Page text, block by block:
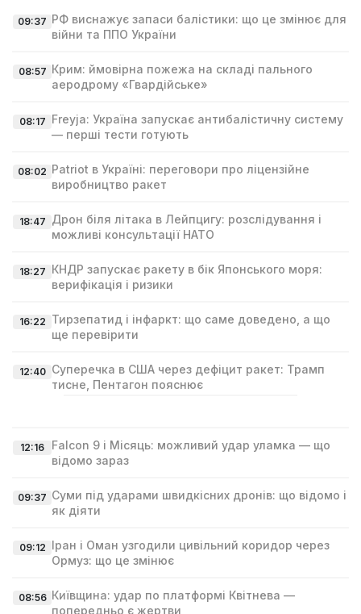
09:37 РФ виснажує запаси балістики: що це змінює для
війни та ППО України
08:57 Крим: ймовірна пожежа на складі пального
аеродрому «Гвардійське»
08:17 Freyja: Україна запускає антибалістичну систему
— перші тести готують
08:02 Patriot в Україні: переговори про ліцензійне
виробництво ракет
18:47 Дрон біля літака в Лейпцигу: розслідування і
можливі консультації НАТО
18:27 КНДР запускає ракету в бік Японського моря:
верифікація і ризики
16:22 Тирзепатид і інфаркт: що саме доведено, а що
ще перевірити
12:40 Суперечка в США через дефіцит ракет: Трамп
тисне, Пентагон пояснює
12:16
Falcon 9 і Місяць: можливий удар уламка — що
відомо зараз
09:37 Суми під ударами швидкісних дронів: що відомо і
як діяти
09:12 Іран і Оман узгодили цивільний коридор через
Ормуз: що це змінює
08:56 Київщина: удар по платформі Квітнева —
попередньо є жертви